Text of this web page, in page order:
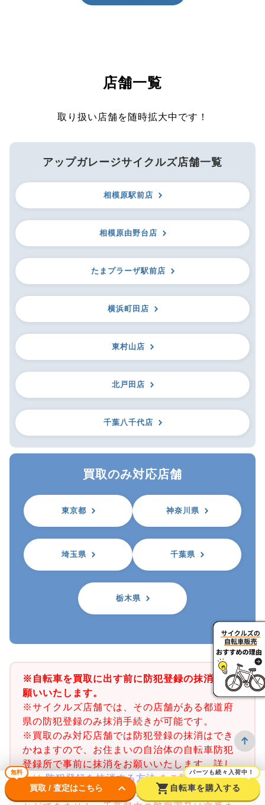
店舗一覧
取り扱い店舗を随時拡大中です！
アップガレージサイクルズ店舗一覧
相模原駅前店
相模原由野台店
たまプラーザ駅前店
横浜町田店
東村山店
北戸田店
千葉八千代店
買取のみ対応店舗
東京都 神奈川県
埼玉県 千葉県
栃木県
※自転車を買取に出す前に防犯登録の抹消をお
願いいたします。
※サイクルズ店舗では、その店舗がある都道府
県の防犯登録のみ抹消手続きが可能です。
※買取のみ対応店舗では防犯登録の抹消はでき
かねますので、お住まいの自治体の自転車防犯
登録所で事前に抹消をお願いいたします。詳し
くは防犯登録を抹消する方法をご覧ください。
※千葉県の防犯登録抹消手続きは店舗で行うこ
無料
買取 / 査定はこちら keyboard_arrow_down shopping_cart
パーツも続々入荷中！
自転車を購入する